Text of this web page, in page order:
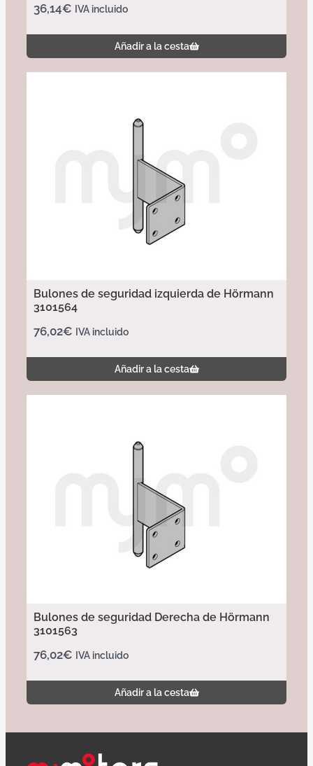
36,14€ IVA incluido
Añadir a la cesta
Bulones de seguridad izquierda de Hörmann
3101564
76,02€ IVA incluido
Añadir a la cesta
Bulones de seguridad Derecha de Hörmann
3101563
76,02€ IVA incluido
Añadir a la cesta